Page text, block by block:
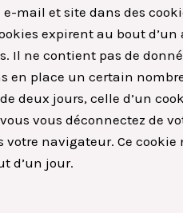
mail et site dans des
expirent au bout d’un
Il ne contient pas de
place un certain
deux jours, celle d’un
vous déconnectez de
navigateur. Ce cookie
d’un jour.